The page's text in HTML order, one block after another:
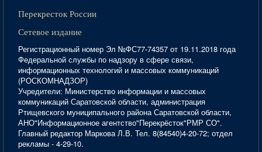
Перекресток России
Сетевое издание
Регистрационный номер Эл №ФС77-74357 от 19.11.2018 года
Федеральной службы по надзору в сфере связи,
информационных технологий и массовых коммуникаций
(РОСКОМНАДЗОР)
Учредители: Министерство информации и массовых
коммуникаций Саратовской области, администрация
Ртищевского муниципального района Саратовской области,
АНО"Информационное агентство"Перекрёсток"РМР СО".
Главный редактор Маркова Л.В. Тел. 8(84540)4-20-72; отдел
рекламы - 4-29-10.